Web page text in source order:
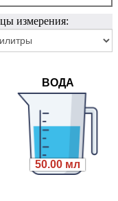
измерения:
ВОДА
50.00 мл